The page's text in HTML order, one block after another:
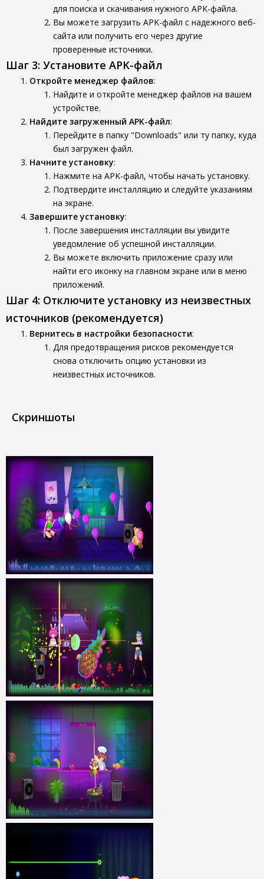
для поиска и скачивания нужного APK-файла.
Вы можете загрузить APK-файл с надежного веб-
сайта или получить его через другие
проверенные источники.
Шаг 3: Установите APK-файл
Откройте менеджер файлов:
Найдите и откройте менеджер файлов на вашем
устройстве.
Найдите загруженный APK-файл:
Перейдите в папку "Downloads" или ту папку, куда
был загружен файл.
Начните установку:
Нажмите на APK-файл, чтобы начать установку.
Подтвердите инсталляцию и следуйте указаниям
на экране.
Завершите установку:
После завершения инсталляции вы увидите
уведомление об успешной инсталляции.
Вы можете включить приложение сразу или
найти его иконку на главном экране или в меню
приложений.
Шаг 4: Отключите установку из неизвестных
источников (рекомендуется)
Вернитесь в настройки безопасности:
Для предотвращения рисков рекомендуется
снова отключить опцию установки из
неизвестных источников.
Скриншоты